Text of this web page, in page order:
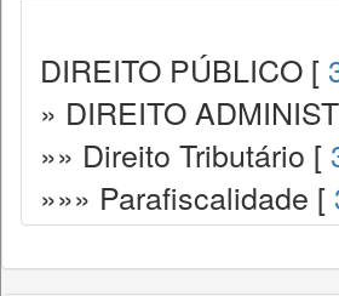
DIREITO PÚBLICO [
» DIREITO
»» Direito Tributário [
»»» Parafiscalidade [